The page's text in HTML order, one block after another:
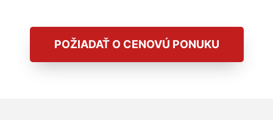
POŽIADAŤ O CENOVÚ PONUKU